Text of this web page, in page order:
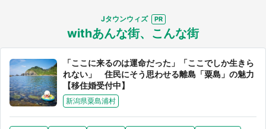
Jタウンウィズ
withあんな街、こんな街
「ここに来るのは運命だった」「ここでしか生きら
れない」 住民にそう思わせる離島「粟島」の魅力
【移住婚受付中】
新潟県粟島浦村